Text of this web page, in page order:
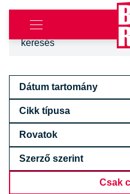
Dátum tartomány
Cikk típusa
Rovatok
Szerző szerint
Csak